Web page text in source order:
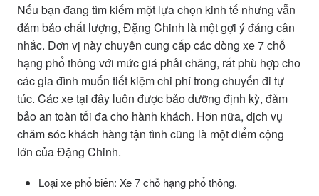
Nếu bạn đang tìm kiếm một lựa chọn kinh tế nhưng vẫn
đảm bảo chất lượng, Đặng Chinh là một gợi ý đáng cân
nhắc. Đơn vị này chuyên cung cấp các dòng xe 7 chỗ
hạng phổ thông với mức giá phải chăng, rất phù hợp cho
các gia đình muốn tiết kiệm chi phí trong chuyến đi tự
túc. Các xe tại đây luôn được bảo dưỡng định kỳ, đảm
bảo an toàn tối đa cho hành khách. Hơn nữa, dịch vụ
chăm sóc khách hàng tận tình cũng là một điểm cộng
lớn của Đặng Chinh.
Loại xe phổ biến: Xe 7 chỗ hạng phổ thông.